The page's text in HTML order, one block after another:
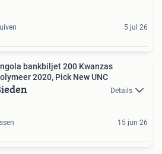
5 jul 26
bankbiljet 200 Kwanzas
2020, Pick New UNC
Details
15 jun 26